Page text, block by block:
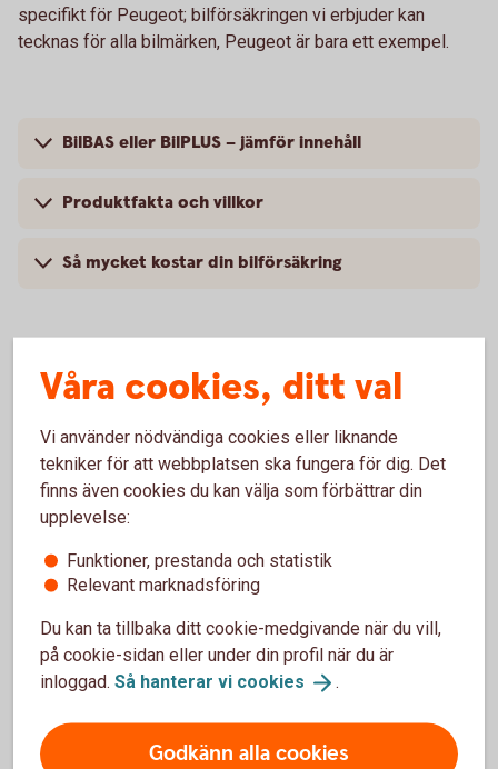
specifikt för Peugeot; bilförsäkringen vi erbjuder kan
tecknas för alla bilmärken, Peugeot är bara ett exempel.
BilBAS eller BilPLUS – jämför innehåll
Produktfakta och villkor
Så mycket kostar din bilförsäkring
Vanliga frågor om att försäkra
Peugeot
Trafik, hel och halv – vad är det för skillnad på
försäkringarna?
När slutar den tidigare ägarens försäkring att
Om man övningskör och olyckan är framme,
täcker bilförsäkringen då?
Gäller bilförsäkringen utanför Sverige?
Våra cookies, ditt val
Vi använder nödvändiga cookies eller liknande
tekniker för att webbplatsen ska fungera för dig. Det
finns även cookies du kan välja som förbättrar din
upplevelse:
Funktioner, prestanda och statistik
Relevant marknadsföring
Du kan ta tillbaka ditt cookie-medgivande när du vill,
på cookie-sidan eller under din profil när du är
inloggad. Så hanterar vi cookies .
Godkänn alla cookies